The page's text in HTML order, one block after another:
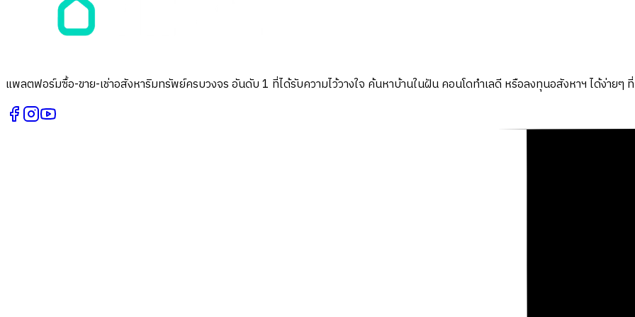
แพลตฟอร์มซื้อ-ขาย-เช่าอสังหาริมทรัพย์ครบวงจร อันดับ 1 ที่ได้รับความไว้วางใจ ค้นหาบ้านในฝัน คอนโดทำเลดี หรือลงทุนอสังหาฯ ได้ง่ายๆ